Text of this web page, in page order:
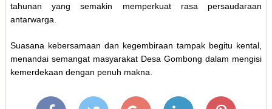
tahunan yang semakin memperkuat rasa persaudaraan
antarwarga.
Suasana kebersamaan dan kegembiraan tampak begitu kental,
menandai semangat masyarakat Desa Gombong dalam mengisi
kemerdekaan dengan penuh makna.